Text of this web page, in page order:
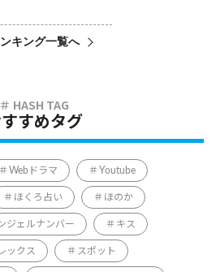
キング一覧へ
すめタグ
Webドラマ Youtube
ほくろ占い ほのか
ジェルナンバー キス
ックス スポット